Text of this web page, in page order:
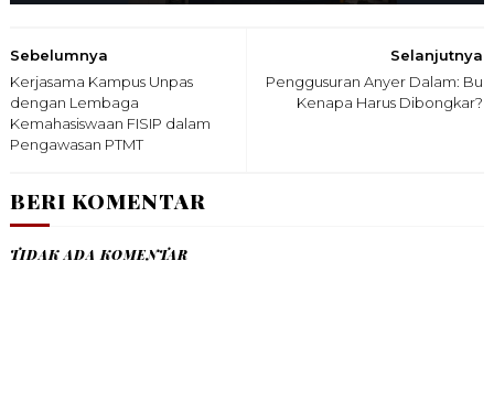
Selanjutnya
Penggusuran Anyer Dalam: Bu
Kenapa Harus Dibongkar?
Sebelumnya
Kerjasama Kampus Unpas
dengan Lembaga
Kemahasiswaan FISIP dalam
Pengawasan PTMT
BERI KOMENTAR
TIDAK ADA KOMENTAR